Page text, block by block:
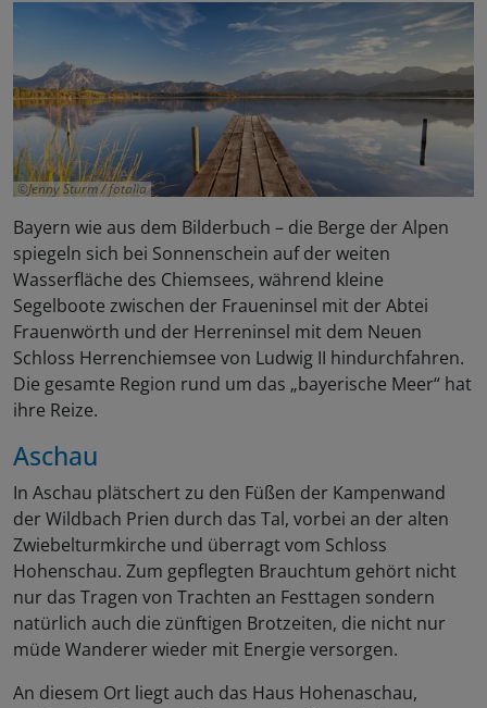
Jenny Sturm / fotalia
Bayern wie aus dem Bilderbuch – die Berge der Alpen
spiegeln sich bei Sonnenschein auf der weiten
Wasserfläche des Chiemsees, während kleine
Segelboote zwischen der Fraueninsel mit der Abtei
Frauenwörth und der Herreninsel mit dem Neuen
Schloss Herrenchiemsee von Ludwig II hindurchfahren.
Die gesamte Region rund um das „bayerische Meer“ hat
ihre Reize.
Aschau
In Aschau plätschert zu den Füßen der Kampenwand
der Wildbach Prien durch das Tal, vorbei an der alten
Zwiebelturmkirche und überragt vom Schloss
Hohenschau. Zum gepflegten Brauchtum gehört nicht
nur das Tragen von Trachten an Festtagen sondern
natürlich auch die zünftigen Brotzeiten, die nicht nur
müde Wanderer wieder mit Energie versorgen.
An diesem Ort liegt auch das Haus Hohenaschau,